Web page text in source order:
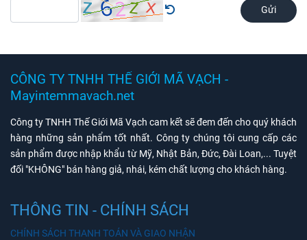
Gửi
CÔNG TY TNHH THẾ GIỚI MÃ VẠCH -
Mayintemmavach.net
Công ty TNHH Thế Giới Mã Vạch cam kết sẽ đem đến cho quý khách
hàng những sản phẩm tốt nhất. Công ty chúng tôi cung cấp các
sản phẩm được nhập khẩu từ Mỹ, Nhật Bản, Đức, Đài Loan,... Tuyệt
đối "KHÔNG" bán hàng giả, nhái, kém chất lượng cho khách hàng.
THÔNG TIN - CHÍNH SÁCH
CHÍNH SÁCH THANH TOÁN VÀ GIAO NHẬN